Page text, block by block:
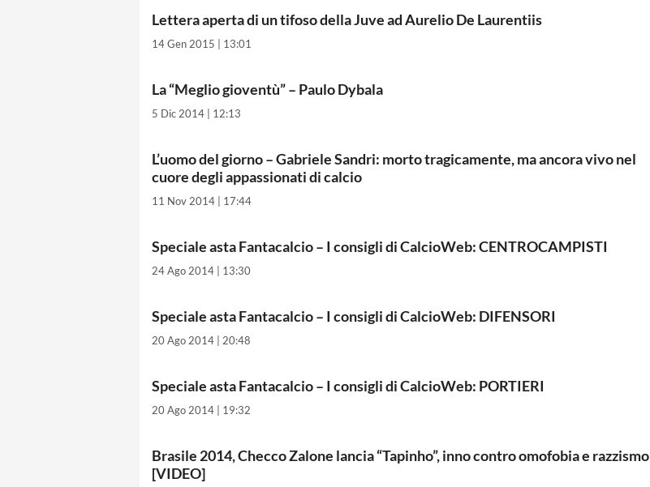
Lettera aperta di un tifoso della Juve ad Aurelio De Laurentiis
14 Gen 2015 | 13:01
La “Meglio gioventù” – Paulo Dybala
5 Dic 2014 | 12:13
L’uomo del giorno – Gabriele Sandri: morto tragicamente, ma ancora vivo nel
cuore degli appassionati di calcio
11 Nov 2014 | 17:44
Speciale asta Fantacalcio – I consigli di CalcioWeb: CENTROCAMPISTI
24 Ago 2014 | 13:30
Speciale asta Fantacalcio – I consigli di CalcioWeb: DIFENSORI
20 Ago 2014 | 20:48
Speciale asta Fantacalcio – I consigli di CalcioWeb: PORTIERI
20 Ago 2014 | 19:32
Brasile 2014, Checco Zalone lancia “Tapinho”, inno contro omofobia e razzismo
[VIDEO]